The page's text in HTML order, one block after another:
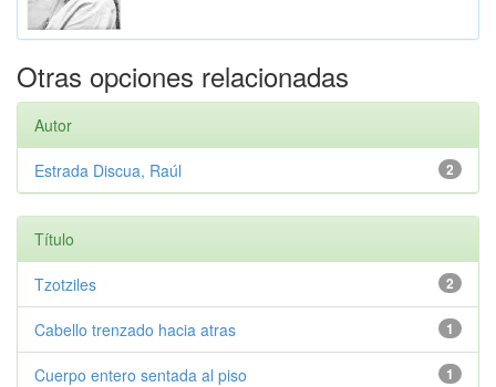
Otras opciones relacionadas
Autor
2
Estrada Discua, Raúl
Título
2
Tzotziles
1
Cabello trenzado hacia atras
1
Cuerpo entero sentada al piso